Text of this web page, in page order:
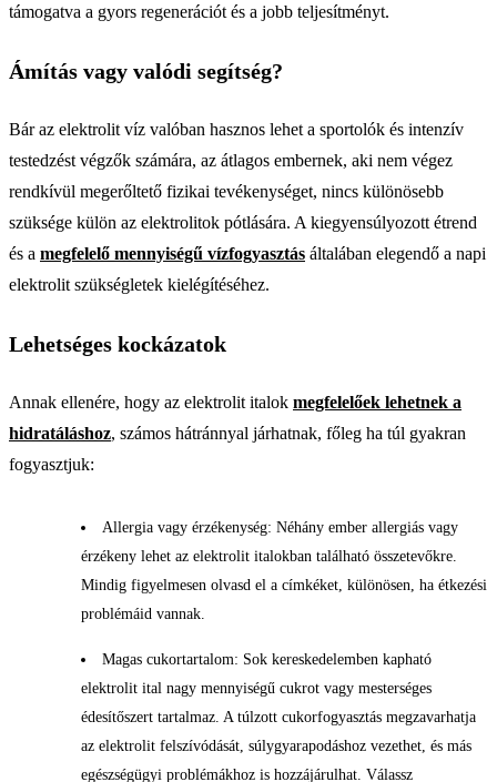
támogatva a gyors regenerációt és a jobb teljesítményt.
Ámítás vagy valódi segítség?
Bár az elektrolit víz valóban hasznos lehet a sportolók és intenzív
testedzést végzők számára, az átlagos embernek, aki nem végez
rendkívül megerőltető fizikai tevékenységet, nincs különösebb
szüksége külön az elektrolitok pótlására. A kiegyensúlyozott étrend
és a megfelelő mennyiségű vízfogyasztás általában elegendő a napi
elektrolit szükségletek kielégítéséhez.
Lehetséges kockázatok
Annak ellenére, hogy az elektrolit italok megfelelőek lehetnek a
hidratáláshoz, számos hátránnyal járhatnak, főleg ha túl gyakran
fogyasztjuk:
Allergia vagy érzékenység: Néhány ember allergiás vagy
érzékeny lehet az elektrolit italokban található összetevőkre.
Mindig figyelmesen olvasd el a címkéket, különösen, ha étkezési
problémáid vannak.
Magas cukortartalom: Sok kereskedelemben kapható
elektrolit ital nagy mennyiségű cukrot vagy mesterséges
édesítőszert tartalmaz. A túlzott cukorfogyasztás megzavarhatja
az elektrolit felszívódását, súlygyarapodáshoz vezethet, és más
egészségügyi problémákhoz is hozzájárulhat. Válassz